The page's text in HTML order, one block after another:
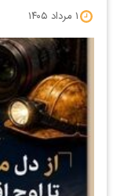
۱ مرداد ۱۴۰۵